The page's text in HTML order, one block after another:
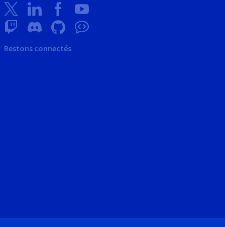
Restons connectés